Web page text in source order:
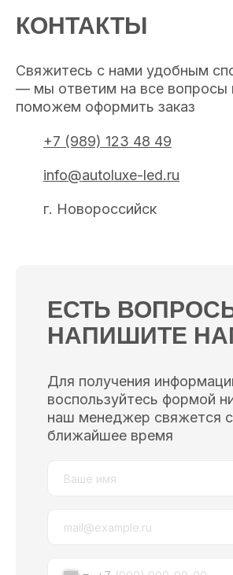
КОНТАКТЫ
ЕСТЬ
НАПИШИТЕ
Свяжитесь с нами удобным
— мы ответим на все вопросы
поможем оформить заказ
Для получения
воспользуйтесь формой
наш менеджер свяжется
ближайшее время
+7 (989) 123 48 49
info@autoluxe-led.ru
г. Новороссийск